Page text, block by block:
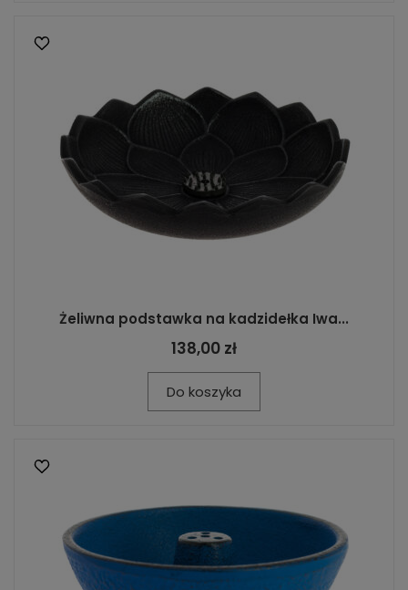
Żeliwna podstawka na kadzidełka Iwa...
138,00 zł
Do koszyka